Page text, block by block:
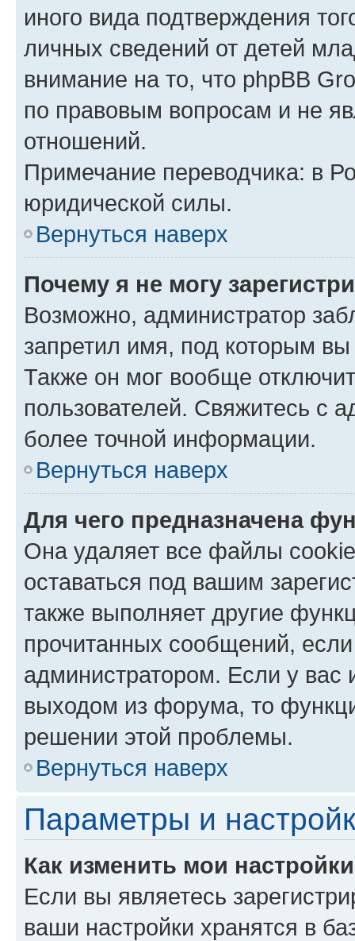
иного вида подтверждения
личных сведений от детей
внимание на то, что phpBB
по правовым вопросам и не
отношений.
Примечание переводчика: в
юридической силы.
Вернуться наверх
Почему я не могу
Возможно, администратор
запретил имя, под которым вы
Также он мог вообще
пользователей. Свяжитесь с
более точной информации.
Вернуться наверх
Для чего предназначена
Она удаляет все файлы
оставаться под вашим
также выполняет другие
прочитанных сообщений,
администратором. Если у
выходом из форума, то
решении этой проблемы.
Вернуться наверх
Параметры и
Как изменить мои
Если вы являетесь
ваши настройки хранятся в